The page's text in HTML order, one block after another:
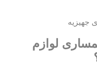
جهیزیه
لوازم